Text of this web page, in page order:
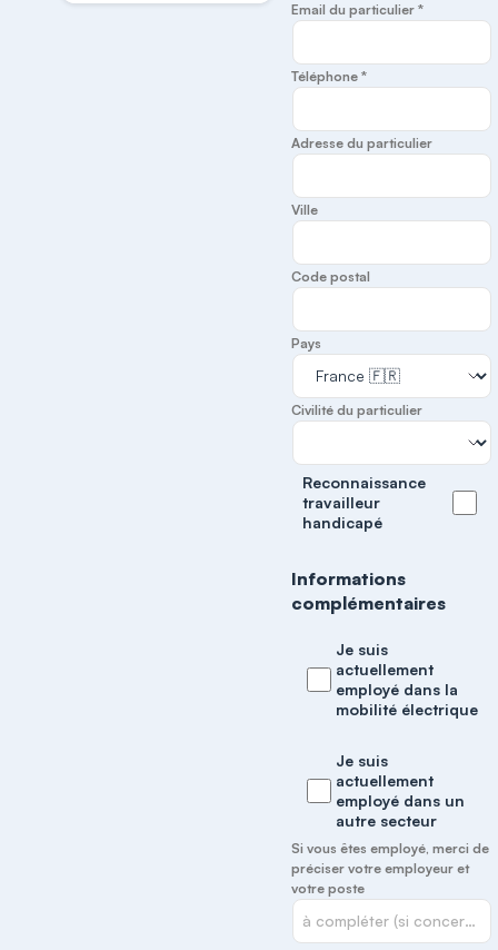
Email du particulier *
Téléphone *
Adresse du particulier
Ville
Code postal
Pays
Civilité du particulier
Reconnaissance
travailleur
handicapé
Informations
complémentaires
Je suis
actuellement
employé dans la
mobilité électrique
Je suis
actuellement
employé dans un
autre secteur
Si vous êtes employé, merci de
préciser votre employeur et
votre poste